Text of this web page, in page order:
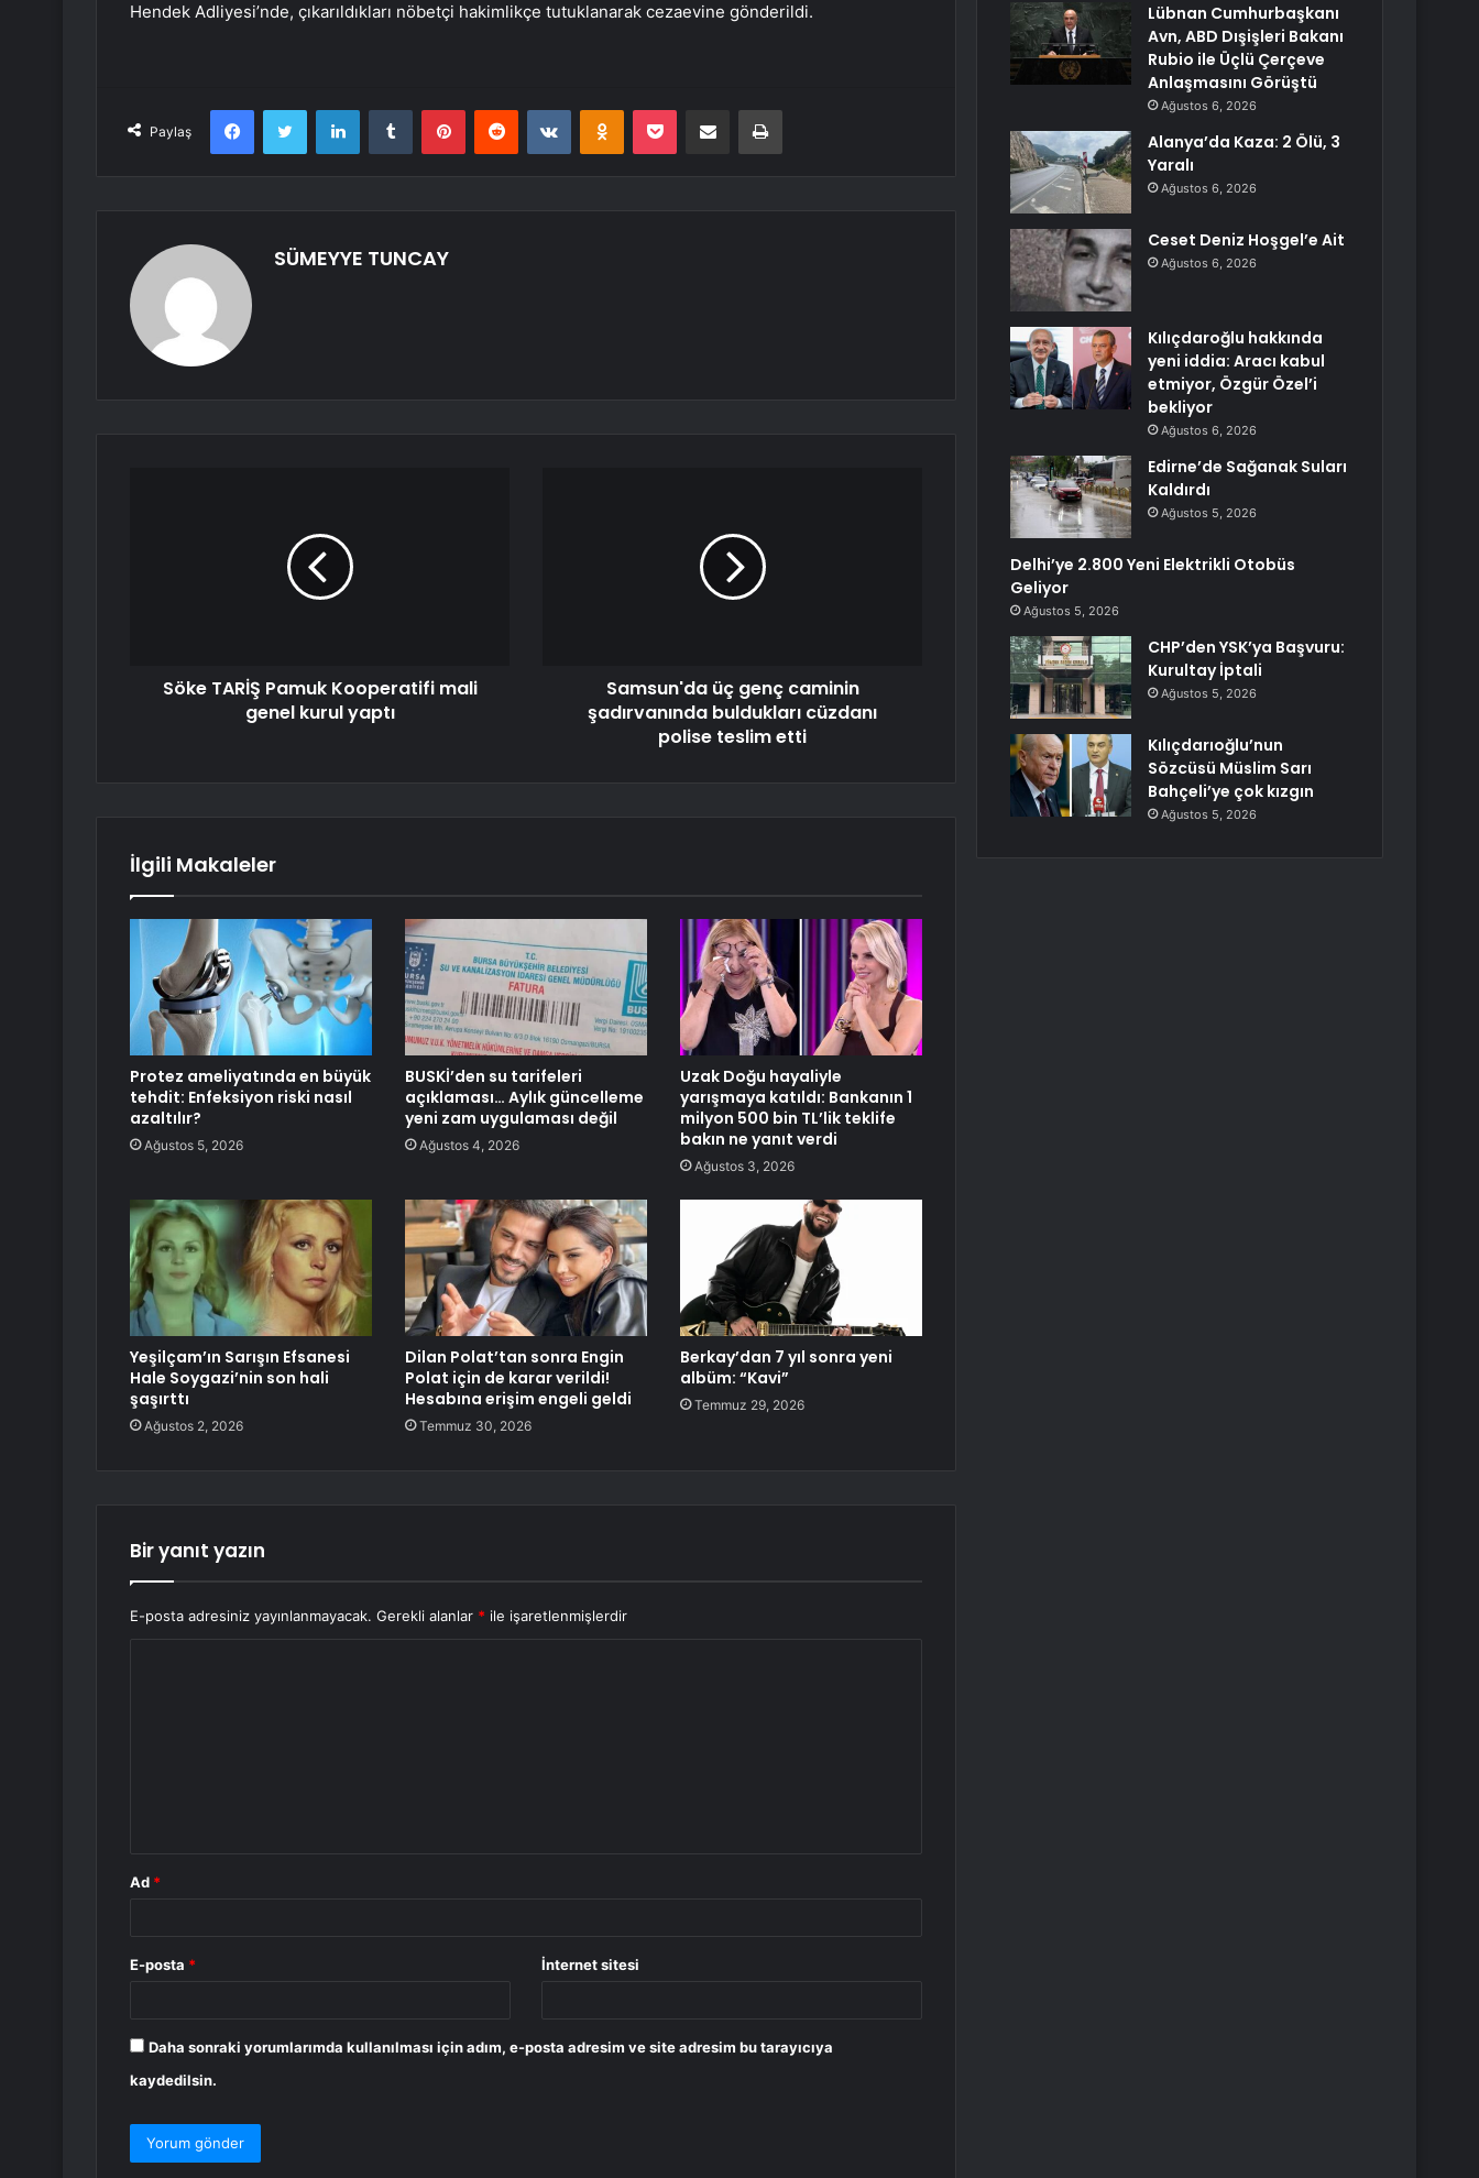
Hendek Adliyesi’nde, çıkarıldıkları nöbetçi hakimlikçe tutuklanarak cezaevine gönderildi.
Paylaş
FacebookTwitter LinkedInTumblr PinterestReddit VKontakteOdnoklassniki
Pocket E-Posta ile paylaş Yazdır
SÜMEYYE TUNCAY
Söke TARİŞ Pamuk Kooperatifi mali
genel kurul yaptı
Samsun'da üç genç caminin
şadırvanında buldukları cüzdanı
polise teslim etti
İlgili Makaleler
Protez ameliyatında en büyük
tehdit: Enfeksiyon riski nasıl
azaltılır?
Ağustos 5, 2026
BUSKİ’den su tarifeleri
açıklaması… Aylık güncelleme
yeni zam uygulaması değil
Ağustos 4, 2026
Uzak Doğu hayaliyle
yarışmaya katıldı: Bankanın 1
milyon 500 bin TL’lik teklife
bakın ne yanıt verdi
Ağustos 3, 2026
Yeşilçam’ın Sarışın Efsanesi
Hale Soygazi’nin son hali
şaşırttı
Ağustos 2, 2026
Dilan Polat’tan sonra Engin
Polat için de karar verildi!
Hesabına erişim engeli geldi
Temmuz 30, 2026
Berkay’dan 7 yıl sonra yeni
albüm: “Kavi”
Temmuz 29, 2026
Bir yanıt yazın
E-posta adresiniz yayınlanmayacak. Gerekli alanlar * ile işaretlenmişlerdir
Ad *
E-posta * İnternet sitesi
Daha sonraki yorumlarımda kullanılması için adım, e-posta adresim ve site adresim bu tarayıcıya
kaydedilsin.
Lübnan Cumhurbaşkanı
Avn, ABD Dışişleri Bakanı
Rubio ile Üçlü Çerçeve
Anlaşmasını Görüştü
Ağustos 6, 2026
Alanya’da Kaza: 2 Ölü, 3
Yaralı
Ağustos 6, 2026
Ceset Deniz Hoşgel’e Ait
Ağustos 6, 2026
Kılıçdaroğlu hakkında
yeni iddia: Aracı kabul
etmiyor, Özgür Özel’i
bekliyor
Ağustos 6, 2026
Edirne’de Sağanak Suları
Kaldırdı
Ağustos 5, 2026
Delhi’ye 2.800 Yeni Elektrikli Otobüs
Geliyor
Ağustos 5, 2026
CHP’den YSK’ya Başvuru:
Kurultay İptali
Ağustos 5, 2026
Kılıçdarıoğlu’nun
Sözcüsü Müslim Sarı
Bahçeli’ye çok kızgın
Ağustos 5, 2026